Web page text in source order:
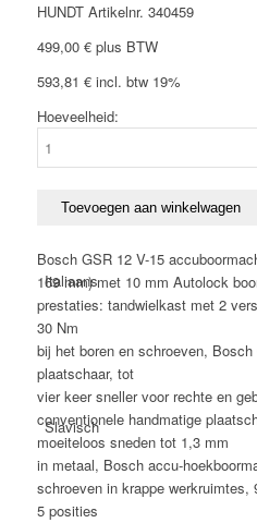
Frans
Italiaans
Slavisch
HUNDT Artikelnr. 340459
499,00 €plus BTW
593,81 €incl. btw 19%
Hoeveelheid:
12V-
12-
10
combi
accuset
12V
2.0
Ah
Toevoegen aan winkelwagen
Bosch GSR 12 V-15
169 mm) met 10 mm Autolock
prestaties: tandwielkast met 2
30 Nm
bij het boren en schroeven,
plaatschaar, tot
vier keer sneller voor rechte en
conventionele handmatige
moeiteloos sneden tot 1,3 mm
in metaal, Bosch accu-
schroeven in krappe werkruimtes,
5 posities